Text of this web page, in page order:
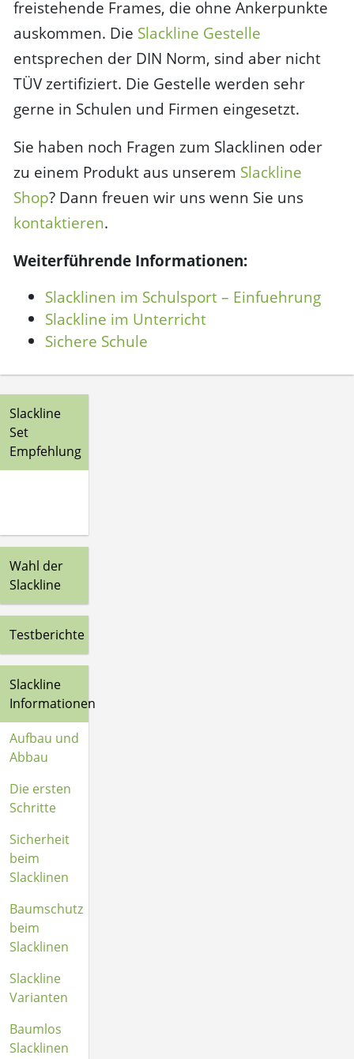
freistehende Frames, die ohne Ankerpunkte
auskommen. Die Slackline Gestelle
entsprechen der DIN Norm, sind aber nicht
TÜV zertifiziert. Die Gestelle werden sehr
gerne in Schulen und Firmen eingesetzt.
Sie haben noch Fragen zum Slacklinen oder
zu einem Produkt aus unserem Slackline
Shop? Dann freuen wir uns wenn Sie uns
kontaktieren.
Weiterführende Informationen:
Slacklinen im Schulsport – Einfuehrung
Slackline im Unterricht
Sichere Schule
Slackline
Set
Empfehlung
Wahl der
Slackline
Testberichte
Slackline
Informationen
Aufbau und
Abbau
Die ersten
Schritte
Sicherheit
beim
Slacklinen
Baumschutz
beim
Slacklinen
Slackline
Varianten
Baumlos
Slacklinen